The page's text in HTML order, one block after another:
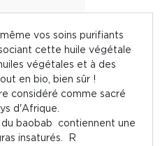
vos soins purifiants
cette huile végétale
végétales et à des
en bio, bien sûr !
considéré comme sacré
d'Afrique.
du baobab contiennent une
insaturés. R